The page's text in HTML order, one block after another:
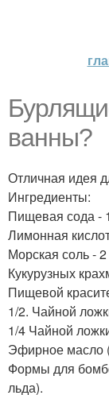
ванны?
Отличная идея
Ингредиенты:
Пищевая сода -
Лимонная
Морская соль - 2
Кукурузных
Пищевой
1/2. Чайной
1/4 Чайной
Эфирное масло
Формы для
льда).